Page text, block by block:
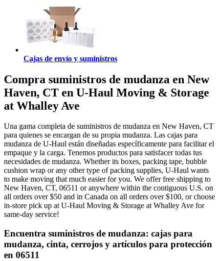
Cajas de envío y suministros
Compra suministros de mudanza en New
Haven, CT en U-Haul Moving & Storage
at Whalley Ave
Una gama completa de suministros de mudanza en New Haven, CT
para quienes se encargan de su propia mudanza. Las cajas para
mudanza de U-Haul están diseñadas específicamente para facilitar el
empaque y la carga. Tenemos productos para satisfacer todas tus
necesidades de mudanza. Whether its boxes, packing tape, bubble
cushion wrap or any other type of packing supplies, U-Haul wants
to make moving that much easier for you. We offer free shipping to
New Haven, CT, 06511 or anywhere within the contiguous U.S. on
all orders over $50 and in Canada on all orders over $100, or choose
in-store pick up at U-Haul Moving & Storage at Whalley Ave for
same-day service!
Encuentra suministros de mudanza: cajas para
mudanza, cinta, cerrojos y artículos para protección
en 06511